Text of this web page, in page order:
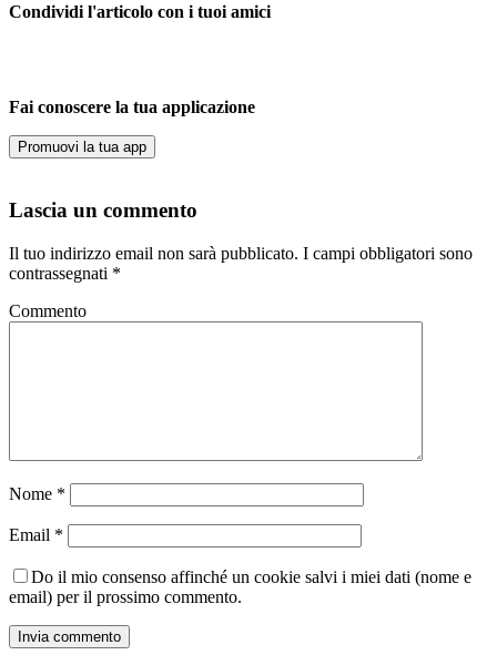
Condividi l'articolo con i tuoi amici
Fai conoscere la tua applicazione
Promuovi la tua app
Lascia un commento
Il tuo indirizzo email non sarà pubblicato. I campi obbligatori sono
contrassegnati *
Commento
Nome *
Email *
Do il mio consenso affinché un cookie salvi i miei dati (nome e
email) per il prossimo commento.